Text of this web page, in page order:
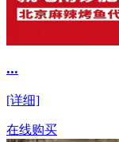
...
[详细]
在线购买